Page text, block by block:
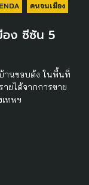
คนจนเมือง
ง ซีซัน 5
านขอบด้ง ในพื้นที่
ายได้จากการขาย
ทพฯ